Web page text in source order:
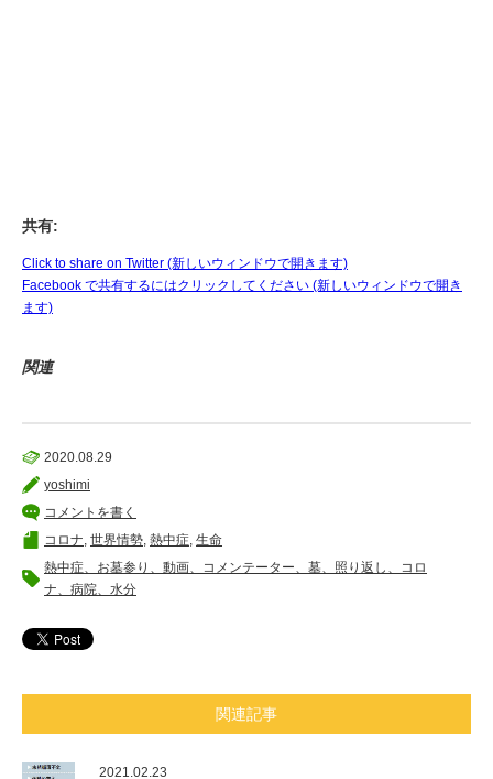
共有:
Click to share on Twitter (新しいウィンドウで開きます)
Facebook で共有するにはクリックしてください (新しいウィンドウで開き
ます)
関連
2020.08.29
yoshimi
コメントを書く
コロナ 世界情勢 熱中症 生命
熱中症、お墓参り、動画、コメンテーター、墓、照り返し、コロ
ナ、病院、水分
関連記事
2021.02.23